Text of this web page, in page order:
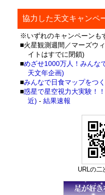
協力した天文キャンペ
※いずれのキャンペーンも
■火星観測週間／マーズウ
イトはすでに閉鎖)
■めざせ1000万人！みんな
天文年企画)
■みんなで日食マップをつ
■惑星で星空視力大実験！
近) -結果速報
URLの二